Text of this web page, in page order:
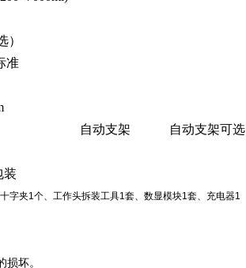
）
准
自动支架 自动支架可选
装
字夹1个、工作头拆装工具1套、数显模块1套、充电器1
坏。